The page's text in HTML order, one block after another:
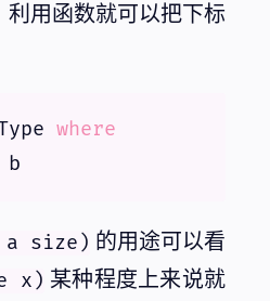
用函数就可以把下标
where
size) 的用途可以看
x) 某种程度上来说就